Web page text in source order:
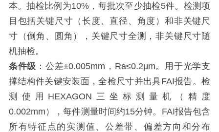
本。抽检比例为10%，每批次至少抽检5件。检测项
目包括关键尺寸（长度、直径、角度）和非关键尺
寸（倒角、圆角），关键尺寸全测，非关键尺寸随
机抽检。
条件级 ：公差±0.005mm，Ra≤0.2μm。用于光学支
撑结构件关键安装面，全检尺寸并出具FAI报告。检
测使用HEXAGON三坐标测量机（精度
0.002mm），每件测量时间约15分钟。FAI报告包含
所有特征点的实测值、公差带、偏差方向和分布